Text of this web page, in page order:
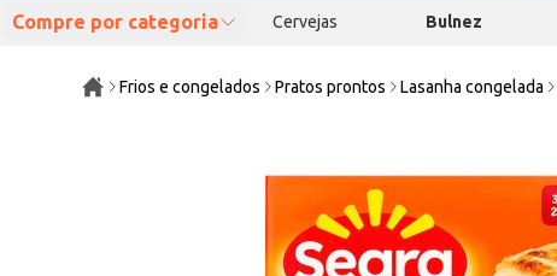
Compre por categoria Cervejas Bulnez
Frios e congelados Pratos prontos Lasanha congelada